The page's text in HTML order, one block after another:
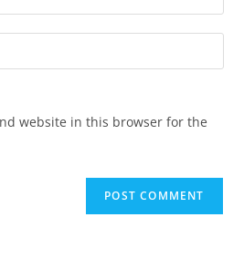
website in this browser for the